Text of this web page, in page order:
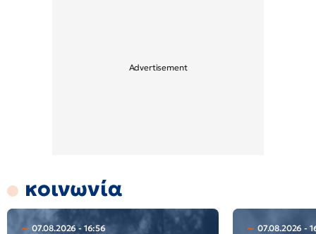
κοινωνία
07.08.2026 - 16:56 07.08.2026 -